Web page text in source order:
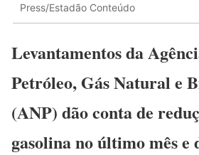
Press/Estadão Conteúdo
Levantamentos da
Petróleo, Gás Natural e
(ANP) dão conta de
gasolina no último mês e